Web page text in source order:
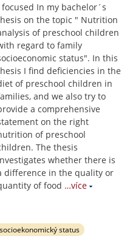
focused In my bachelor´s
on the topic " Nutrition
of preschool children
regard to family
status". In this
I find deficiencies in the
of preschool children in
and we also try to
a comprehensive
on the right
of preschool
The thesis
whether there is
difference in the quality or
of food …více
socioekonomický status